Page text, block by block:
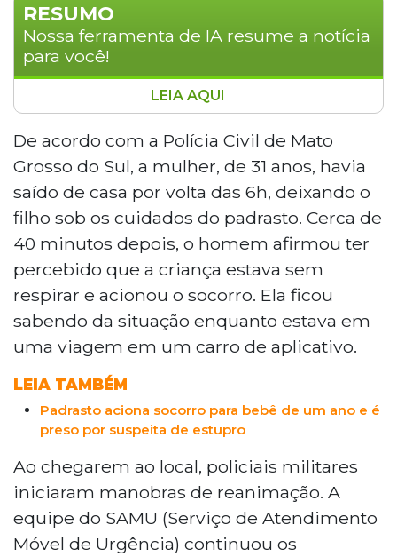
RESUMO
Nossa ferramenta de IA resume a notícia
para você!
Mãe e padrasto foram presos em
flagrante após um bebê de 1 ano e 8
meses ser encontrado desacordado com
múltiplos hematomas e sinais de abuso
sexual em Campo Grande, no Mato
Grosso do Sul. O padrasto foi autuado por
maus-tratos e estupro de vulnerável,
enquanto a mãe responde por omissão. A
criança, reanimada por policiais e pelo
Samu, segue internada em estado grave
na Santa Casa.
LEIA AQUI
De acordo com a Polícia Civil de Mato
Grosso do Sul, a mulher, de 31 anos, havia
saído de casa por volta das 6h, deixando o
filho sob os cuidados do padrasto. Cerca de
40 minutos depois, o homem afirmou ter
percebido que a criança estava sem
respirar e acionou o socorro. Ela ficou
sabendo da situação enquanto estava em
uma viagem em um carro de aplicativo.
LEIA TAMBÉM
Padrasto aciona socorro para bebê de um ano e é
preso por suspeita de estupro
Ao chegarem ao local, policiais militares
iniciaram manobras de reanimação. A
equipe do SAMU (Serviço de Atendimento
Móvel de Urgência) continuou os